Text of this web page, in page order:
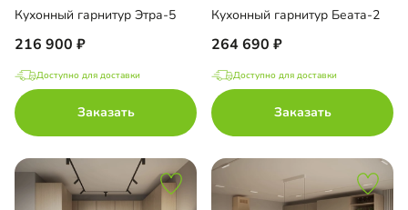
Кухонный гарнитур Этра-5
216 900
Доступно для доставки
Заказать
Кухонный гарнитур Беата-2
264 690
Доступно для доставки
Заказать